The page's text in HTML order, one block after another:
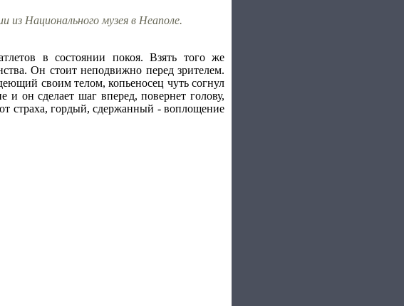
из Национального музея в Неаполе.
в состоянии покоя. Взять того же
Он стоит неподвижно перед зрителем.
своим телом, копьеносец чуть согнул
и он сделает шаг вперед, повернет голову,
страха, гордый, сдержанный - воплощение